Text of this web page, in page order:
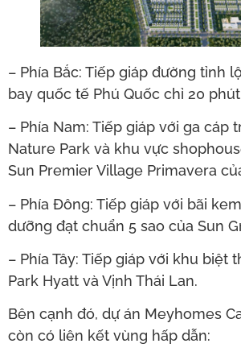
– Phía Bắc: Tiếp giáp đường tỉnh
bay quốc tế Phú Quốc chỉ 20
– Phía Nam: Tiếp giáp với ga cáp
Nature Park và khu vực
Sun Premier Village Primavera
– Phía Đông: Tiếp giáp với bãi
dưỡng đạt chuẩn 5 sao của Sun
– Phía Tây: Tiếp giáp với khu biệt
Park Hyatt và Vịnh Thái Lan.
Bên cạnh đó, dự án Meyhomes
còn có liên kết vùng hấp dẫn: